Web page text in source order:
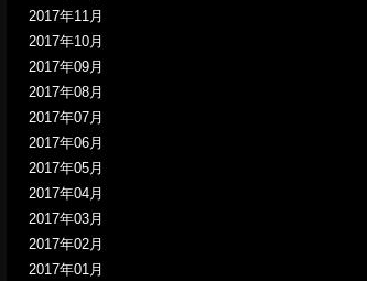
2017年11月
2017年10月
2017年09月
2017年08月
2017年07月
2017年06月
2017年05月
2017年04月
2017年03月
2017年02月
2017年01月